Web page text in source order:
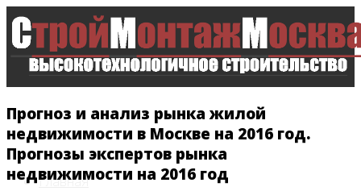
Главная
Прогноз и анализ рынка жилой
недвижимости в Москве на 2016 год.
Прогнозы экспертов рынка
недвижимости на 2016 год